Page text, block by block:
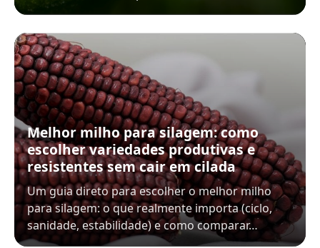
Melhor milho para silagem: como
escolher variedades produtivas e
resistentes sem cair em cilada
Um guia direto para escolher o melhor milho
para silagem: o que realmente importa (ciclo,
sanidade, estabilidade) e como comparar…